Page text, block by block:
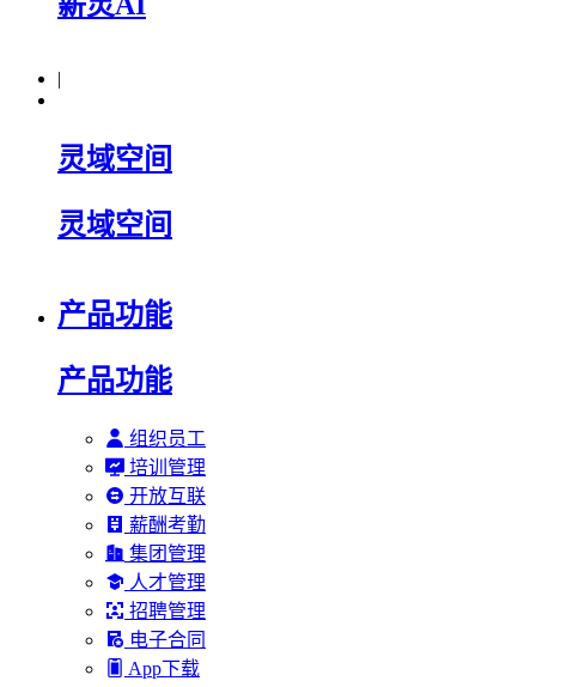
|
灵域空间
灵域空间
产品功能
产品功能
组织员工
培训管理
开放互联
薪酬考勤
集团管理
人才管理
招聘管理
电子合同
App下载